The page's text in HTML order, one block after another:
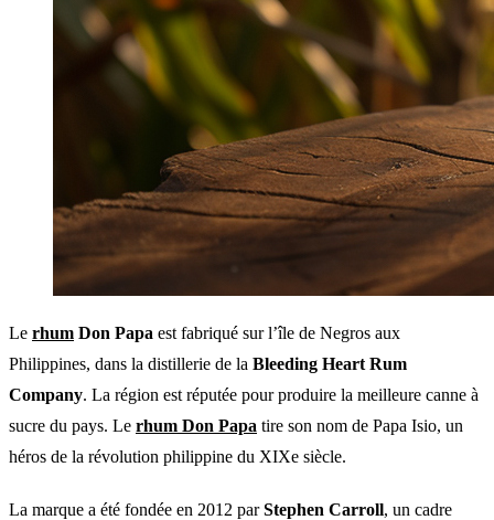
Le rhum Don Papa est fabriqué sur l’île de Negros aux
Philippines, dans la distillerie de la Bleeding Heart Rum
Company. La région est réputée pour produire la meilleure canne à
sucre du pays. Le rhum Don Papa tire son nom de Papa Isio, un
héros de la révolution philippine du XIXe siècle.
La marque a été fondée en 2012 parStephen Carroll, un cadre